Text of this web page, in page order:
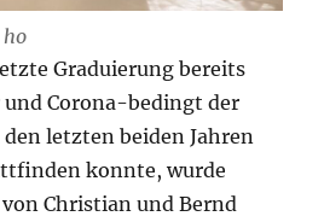
ho
Graduierung bereits
und Corona-bedingt der
letzten beiden Jahren
konnte, wurde
Christian und Bernd